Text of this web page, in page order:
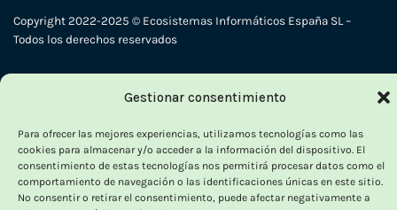
Gestionar consentimiento
Para ofrecer las mejores experiencias, utilizamos tecnologías como las
cookies para almacenar y/o acceder a la información del dispositivo. El
consentimiento de estas tecnologías nos permitirá procesar datos como el
comportamiento de navegación o las identificaciones únicas en este sitio.
No consentir o retirar el consentimiento, puede afectar negativamente a
Copyright 2022-2025 © Ecosistemas Informáticos España SL –
Todos los derechos reservados
PayPal Stripe MasterCard
Cash
Delivery